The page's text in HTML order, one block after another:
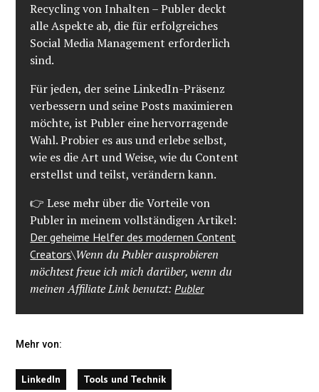
Recycling von Inhalten – Publer deckt
alle Aspekte ab, die für erfolgreiches
Social Media Management erforderlich
sind.
Für jeden, der seine LinkedIn-Präsenz
verbessern und seine Posts maximieren
möchte, ist Publer eine hervorragende
Wahl. Probier es aus und erlebe selbst,
wie es die Art und Weise, wie du Content
erstellst und teilst, verändern kann.
👉 Lese mehr über die Vorteile von
Publer in meinem vollständigen Artikel:
Der geheime Helfer des modernen Content
Creators\Wenn du Publer ausprobieren
möchtest freue ich mich darüber, wenn du
meinen Affiliate Link benutzt:Publer
Mehr von:
LinkedIn Tools und Technik